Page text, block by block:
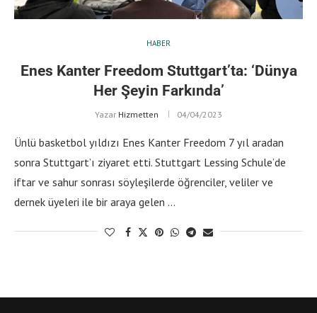
HABER
Enes Kanter Freedom Stuttgart’ta: ‘Dünya
Her Şeyin Farkında’
Yazar Hizmetten 04/04/2023
Ünlü basketbol yıldızı Enes Kanter Freedom 7 yıl aradan
sonra Stuttgart’ı ziyaret etti. Stuttgart Lessing Schule’de
iftar ve sahur sonrası söyleşilerde öğrenciler, veliler ve
dernek üyeleri ile bir araya gelen …